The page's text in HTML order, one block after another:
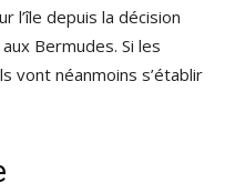
l’île depuis la décision
Bermudes. Si les
vont néanmoins s’établir